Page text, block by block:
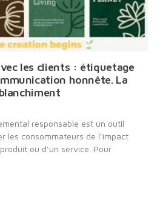
les clients : étiquetage
honnête. La
responsable est un outil
les consommateurs de l’impact
ou d’un service. Pour